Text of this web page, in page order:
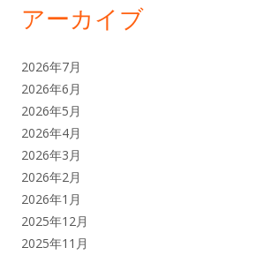
アーカイブ
2026年7月
2026年6月
2026年5月
2026年4月
2026年3月
2026年2月
2026年1月
2025年12月
2025年11月